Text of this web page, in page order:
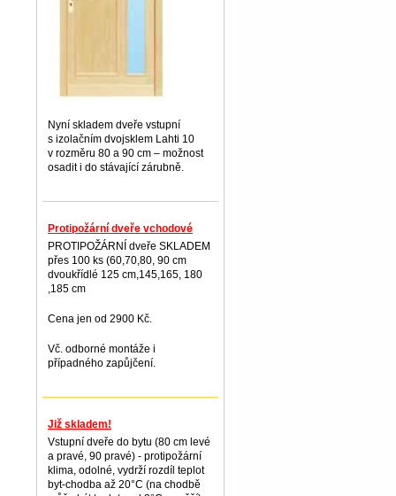
Nyní skladem dveře vstupní
s izolačním dvojsklem Lahti 10
v rozměru 80 a 90 cm – možnost
osadit i do stávající zárubně.
Protipožární dveře vchodové
PROTIPOŽÁRNÍ dveře SKLADEM
přes 100 ks (60,70,80, 90 cm
dvoukřídlé 125 cm,145,165, 180
,185 cm
Cena jen od 2900 Kč.
Vč. odborné montáže i
případného zapůjčení.
Již skladem!
Vstupní dveře do bytu (80 cm levé
a pravé, 90 pravé) - protipožární
klima, odolné, vydrží rozdíl teplot
byt-chodba až 20°C (na chodbě